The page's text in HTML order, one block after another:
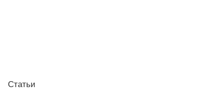
Статьи